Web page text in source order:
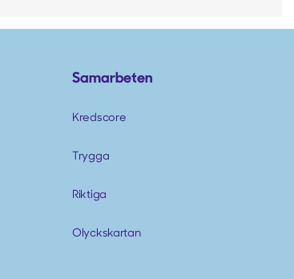
Samarbeten
Kredscore
Trygga
Riktiga
Olyckskartan